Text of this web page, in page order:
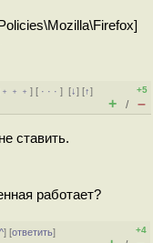
﹢﹢﹢] [ · · ·][↓] [↑]
+5
+ / –
ставить.
работает?
] [ответить]
+4